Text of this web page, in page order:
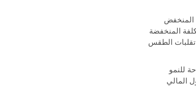
المنخفض
المنخفضة
تقلبات الطقس
للنمو
المالي